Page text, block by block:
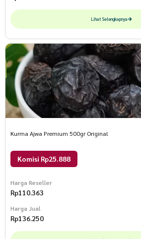
Lihat Selengkapnya
Kurma Ajwa Premium 500gr Original
Komisi Rp25.888
Harga Reseller
Rp110.363
Harga Jual
Rp136.250